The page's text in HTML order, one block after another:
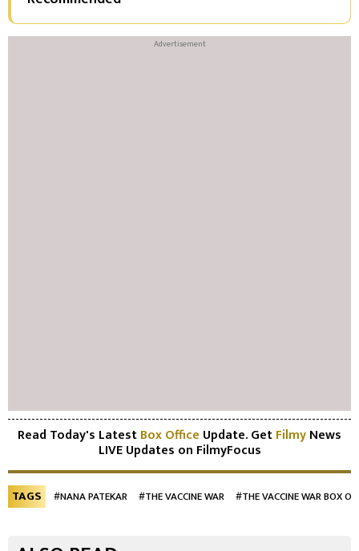
Read Today's LatestBox Office Update. GetFilmyNews
LIVE Updates on FilmyFocus
TAGS #NANA PATEKAR #THE VACCINE WAR #THE VACCINE WAR BOX